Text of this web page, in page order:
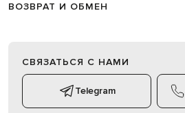
ВОЗВРАТ И ОБМЕН
СВЯЗАТЬСЯ С НАМИ
Telegram